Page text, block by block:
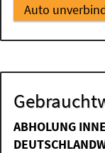
Auto
ABHOLUNG